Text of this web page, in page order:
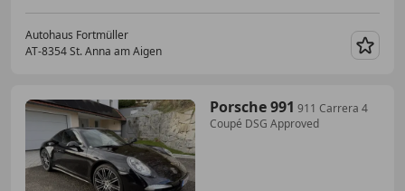
Autohaus Fortmüller
AT-8354 St. Anna am Aigen
Porsche 991 911 Carrera 4
Coupé DSG Approved